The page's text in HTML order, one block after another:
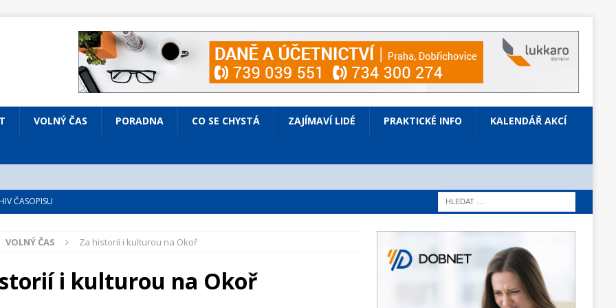
VOLNÝ ČAS PORADNA CO SE CHYSTÁ ZAJÍMAVÍ LIDÉ PRAKTICKÉ INFO KALENDÁŘ AKCÍ
ČASOPISU
VOLNÝ ČAS
Prodaná nevěsta
VOLNÝ ČAS Za historií i kulturou na Okoř
i kulturou na Okoř